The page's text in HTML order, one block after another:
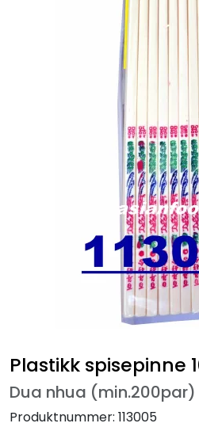
Plastikk spisepinne
Dua nhua (min.200par)
Produktnummer: 113005